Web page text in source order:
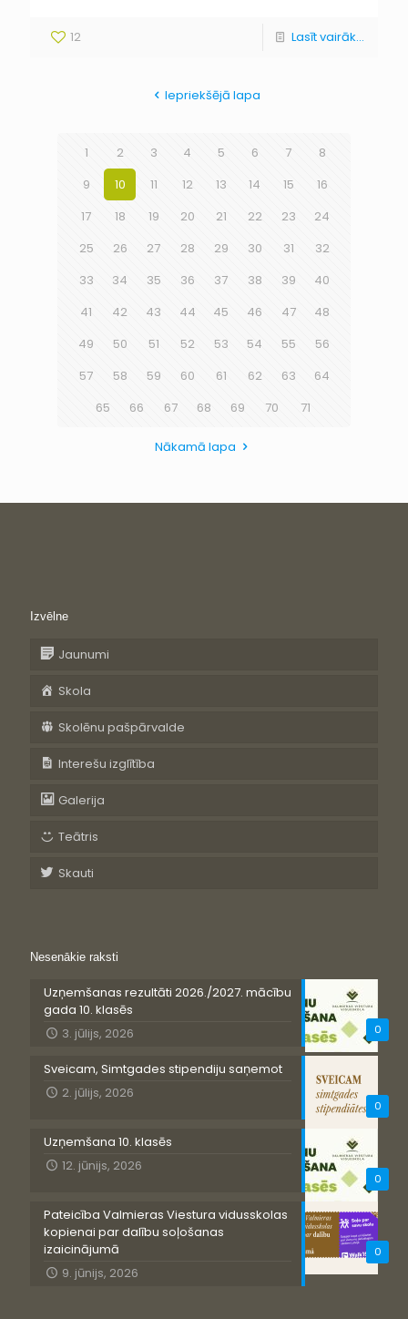
12 Lasīt vairāk...
Iepriekšējā lapa
1 2 3 4 5 6 7
8
9
10 11 12 13 14 15
16
17
18 19 20 21 22 23
24
25
26 27 28 29 30 31
32
33
34 35 36 37 38 39
40
41
42 43 44 45 46 47
48
49
50 51 52 53 54 55
56
57
58 59 60 61 62 63
64
65
66 67 68 69 70 71
Nākamā lapa
Izvēlne
Jaunumi
Skola
Skolēnu pašpārvalde
Interešu izglītība
Galerija
Teātris
Skauti
Nesenākie raksti
0
Uzņemšanas rezultāti 2026./2027. mācību
gada 10. klasēs
3. jūlijs, 2026
0
Sveicam, Simtgades stipendiju saņemot
2. jūlijs, 2026
0
Uzņemšana 10. klasēs
12. jūnijs, 2026
0
Pateicība Valmieras Viestura vidusskolas
kopienai par dalību soļošanas
izaicinājumā
9. jūnijs, 2026